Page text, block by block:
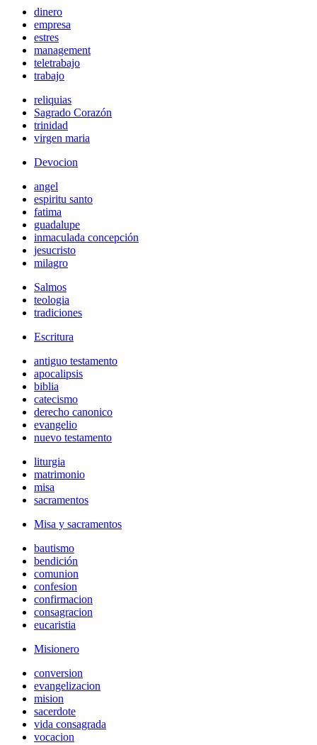
dinero
empresa
estres
management
teletrabajo
trabajo
reliquias
Sagrado Corazón
trinidad
virgen maria
Devocion
angel
espiritu santo
fatima
guadalupe
inmaculada concepción
jesucristo
milagro
Salmos
teologia
tradiciones
Escritura
antiguo testamento
apocalipsis
biblia
catecismo
derecho canonico
evangelio
nuevo testamento
liturgia
matrimonio
misa
sacramentos
Misa y sacramentos
bautismo
bendición
comunion
confesion
confirmacion
consagracion
eucaristia
Misionero
conversion
evangelizacion
mision
sacerdote
vida consagrada
vocacion